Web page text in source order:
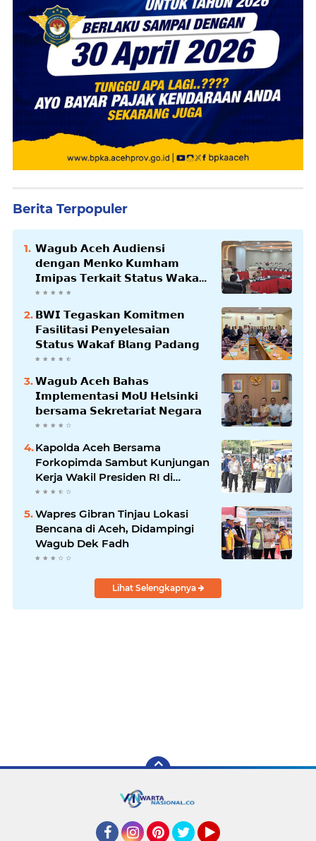
Berita Terpopuler
𝗪𝗮𝗴𝘂𝗯 𝗔𝗰𝗲𝗵 𝗔𝘂𝗱𝗶𝗲𝗻𝘀𝗶
𝗱𝗲𝗻𝗴𝗮𝗻 𝗠𝗲𝗻𝗸𝗼 𝗞𝘂𝗺𝗵𝗮𝗺
𝗜𝗺𝗶𝗽𝗮𝘀 𝗧𝗲𝗿𝗸𝗮𝗶𝘁 𝗦𝘁𝗮𝘁𝘂𝘀 𝗪𝗮𝗸𝗮𝗳
𝗕𝗹𝗮𝗻𝗴𝗽𝗮𝗱𝗮𝗻𝗴
𝗕𝗪𝗜 𝗧𝗲𝗴𝗮𝘀𝗸𝗮𝗻 𝗞𝗼𝗺𝗶𝘁𝗺𝗲𝗻
𝗙𝗮𝘀𝗶𝗹𝗶𝘁𝗮𝘀𝗶 𝗣𝗲𝗻𝘆𝗲𝗹𝗲𝘀𝗮𝗶𝗮𝗻
𝗦𝘁𝗮𝘁𝘂𝘀 𝗪𝗮𝗸𝗮𝗳 𝗕𝗹𝗮𝗻𝗴 𝗣𝗮𝗱𝗮𝗻𝗴
𝗪𝗮𝗴𝘂𝗯 𝗔𝗰𝗲𝗵 𝗕𝗮𝗵𝗮𝘀
𝗜𝗺𝗽𝗹𝗲𝗺𝗲𝗻𝘁𝗮𝘀𝗶 𝗠𝗼𝗨 𝗛𝗲𝗹𝘀𝗶𝗻𝗸𝗶
𝗯𝗲𝗿𝘀𝗮𝗺𝗮 𝗦𝗲𝗸𝗿𝗲𝘁𝗮𝗿𝗶𝗮𝘁 𝗡𝗲𝗴𝗮𝗿𝗮
Kapolda Aceh Bersama
Forkopimda Sambut Kunjungan
Kerja Wakil Presiden RI di
Kabupaten Bireuen
Wapres Gibran Tinjau Lokasi
Bencana di Aceh, Didampingi
Wagub Dek Fadh
Lihat Selengkapnya